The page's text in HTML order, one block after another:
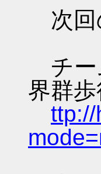
次回
チー
界群